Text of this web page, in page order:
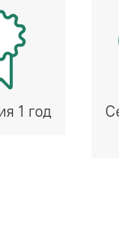
1 год